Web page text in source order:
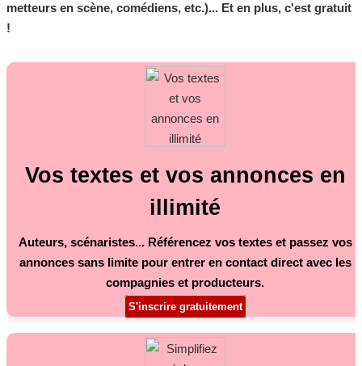
metteurs en scène, comédiens, etc.)... Et en plus, c'est gratuit
!
Vos textes et vos annonces en
illimité
Auteurs, scénaristes... Référencez vos textes et passez vos
annonces sans limite pour entrer en contact direct avec les
compagnies et producteurs.
S'inscrire gratuitement